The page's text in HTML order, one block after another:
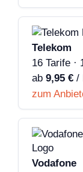
Telekom
16 Tarife ·
ab 9,95 € /
zum
Vodafone